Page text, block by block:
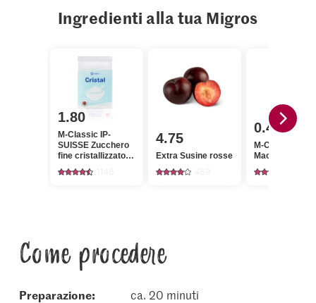
Ingredienti alla tua Migros
1.80
M-Classic IP-
SUISSE Zucchero
fine cristallizzato
Cristal
4.75
Extra Susine rosse
0.45
M-Classic
Macinata
Come procedere
Preparazione:
ca. 20 minuti